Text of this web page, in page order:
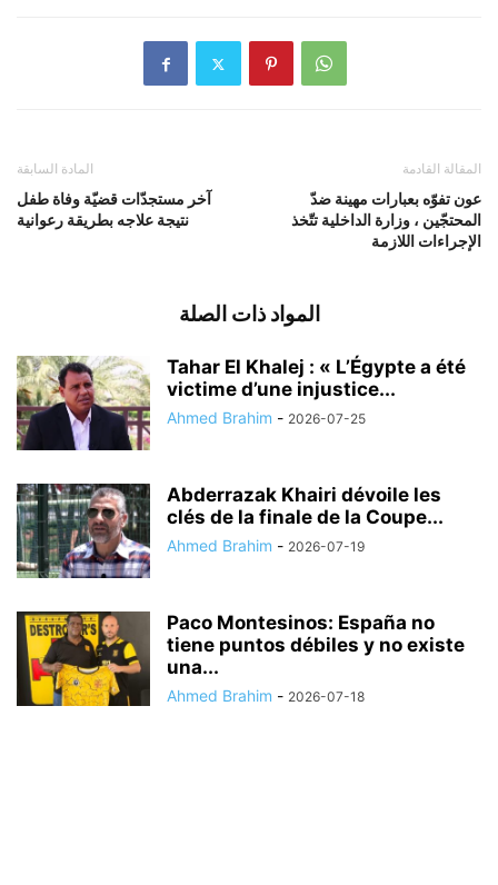
المادة السابقة
آخر مستجدّات قضيّة وفاة طفل
نتيجة علاجه بطريقة رعوانية
المقالة القادمة
عون تفوّه بعبارات مهينة ضدّ
المحتجّين ، وزارة الداخلية تتّخذ
الإجراءات اللازمة
المواد ذات الصلة
Tahar El Khalej : « L’Égypte a été
victime d’une injustice...
Ahmed Brahim - 2026-07-25
Abderrazak Khairi dévoile les
clés de la finale de la Coupe...
Ahmed Brahim - 2026-07-19
Paco Montesinos: España no
tiene puntos débiles y no existe
una...
Ahmed Brahim - 2026-07-18